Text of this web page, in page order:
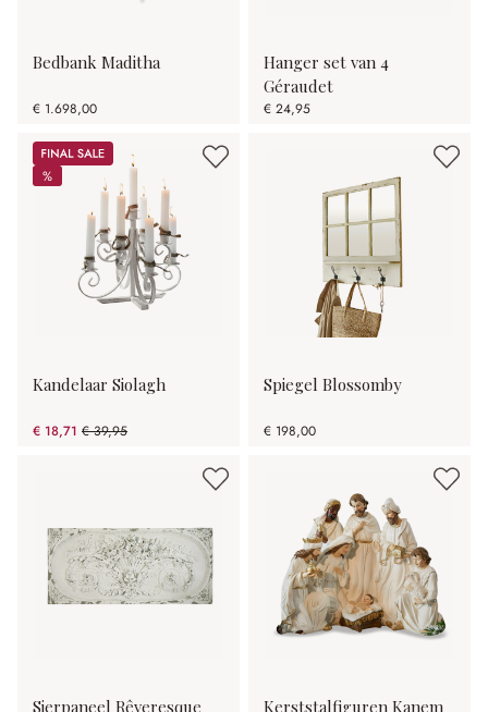
Bedbank Maditha
€ 1.698,00
Hanger set van 4
Géraudet
€ 24,95
Sale
%
%
Kandelaar Siolagh
€ 18,71 € 39,95
(53.17% gespart)
Spiegel Blossomby
€ 198,00
Sierpaneel Rêveresque Kerststalfiguren Kanem